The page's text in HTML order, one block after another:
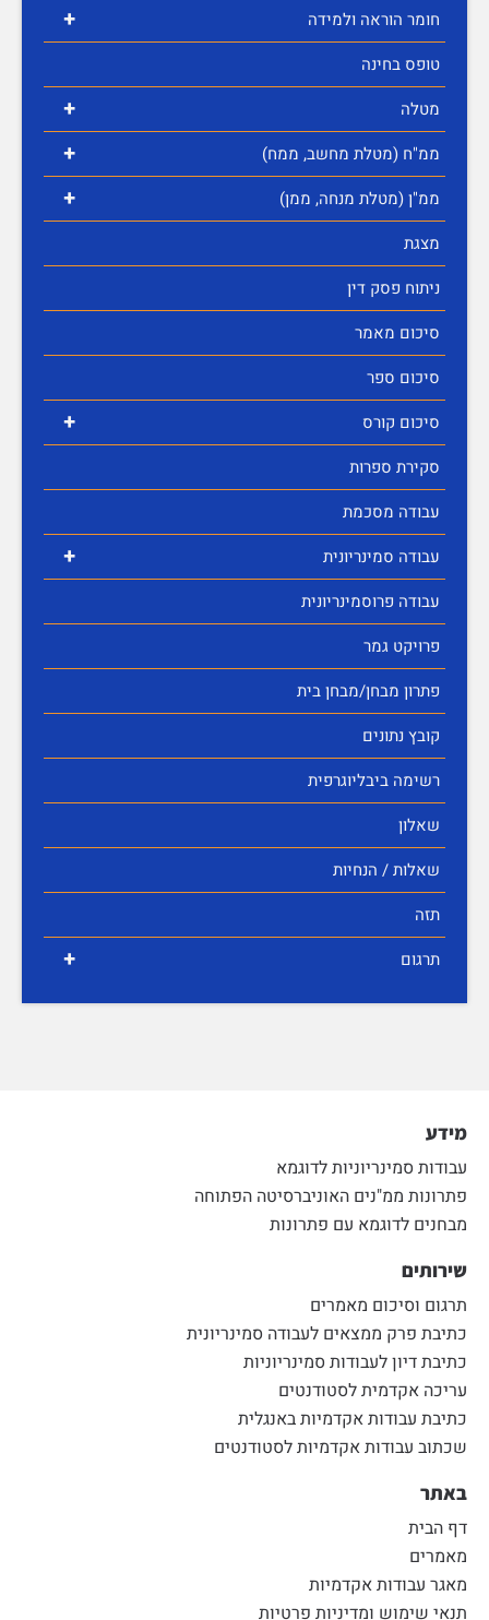
+
חומר הוראה ולמידה
טופס בחינה
+ מטלה
+ ממ"ח (מטלת מחשב, ממח)
+
ממ"ן (מטלת מנחה, ממן)
מצגת
ניתוח פסק דין
סיכום מאמר
סיכום ספר
+
סיכום קורס
סקירת ספרות
עבודה מסכמת
+
עבודה סמינריונית
עבודה פרוסמינריונית
פרויקט גמר
פתרון מבחן/מבחן בית
קובץ נתונים
רשימה ביבליוגרפית
שאלון
שאלות / הנחיות
תזה
+ תרגום
מידע
עבודות סמינריוניות לדוגמא
פתרונות ממ"נים האוניברסיטה הפתוחה
מבחנים לדוגמא עם פתרונות
שירותים
תרגום וסיכום מאמרים
כתיבת פרק ממצאים לעבודה סמינריונית
כתיבת דיון לעבודות סמינריוניות
עריכה אקדמית לסטודנטים
כתיבת עבודות אקדמיות באנגלית
שכתוב עבודות אקדמיות לסטודנטים
באתר
דף הבית
מאמרים
מאגר עבודות אקדמיות
תנאי שימוש ומדיניות פרטיות